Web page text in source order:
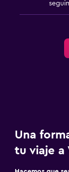
Una
tu viaje a